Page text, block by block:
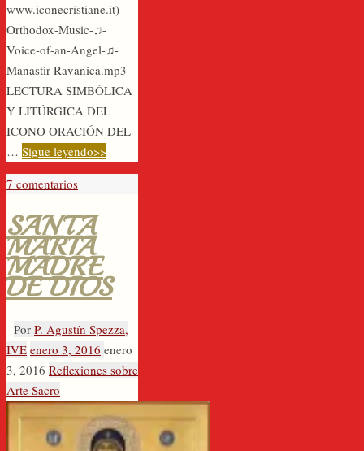
www.iconecristiane.it)
Orthodox-Music-♫-
Voice-of-an-Angel-♫-
Manastir-Ravanica.mp3
LECTURA SIMBÓLICA
Y LITÚRGICA DEL
ICONO ORACIÓN DEL
… Sigue leyendo>>
7 comentarios
SANTA
MARÍA
MADRE
DE DIOS
Por P. Agustín Spezza,
IVE enero 3, 2016 enero
3, 2016 Reflexiones sobre
Arte Sacro